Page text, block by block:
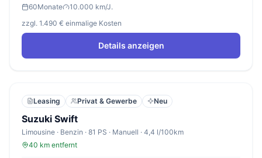
60Monate
10.000 km/J.
zzgl. 1.490 € einmalige Kosten
Details anzeigen
Leasing Privat & Gewerbe Neu
Suzuki Swift
Limousine · Benzin · 81 PS · Manuell · 4,4 l/100km
40 km entfernt